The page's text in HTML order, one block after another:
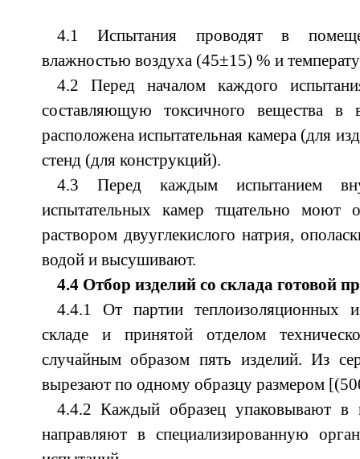
4.1 Испытания проводят в
влажностью воздуха (45±15) % и
4.2 Перед началом каждого
составляющую токсичного вещества в
расположена испытательная камера (для
стенд (для конструкций).
4.3 Перед каждым испытанием
испытательных камер тщательно моют
раствором двууглекислого натрия,
водой и высушивают.
4.4 Отбор изделий со склада готовой
4.4.1 От партии теплоизоляционных
складе и принятой отделом
случайным образом пять изделий. Из
вырезают по одному образцу размером
4.4.2 Каждый образец упаковывают в
направляют в специализированную